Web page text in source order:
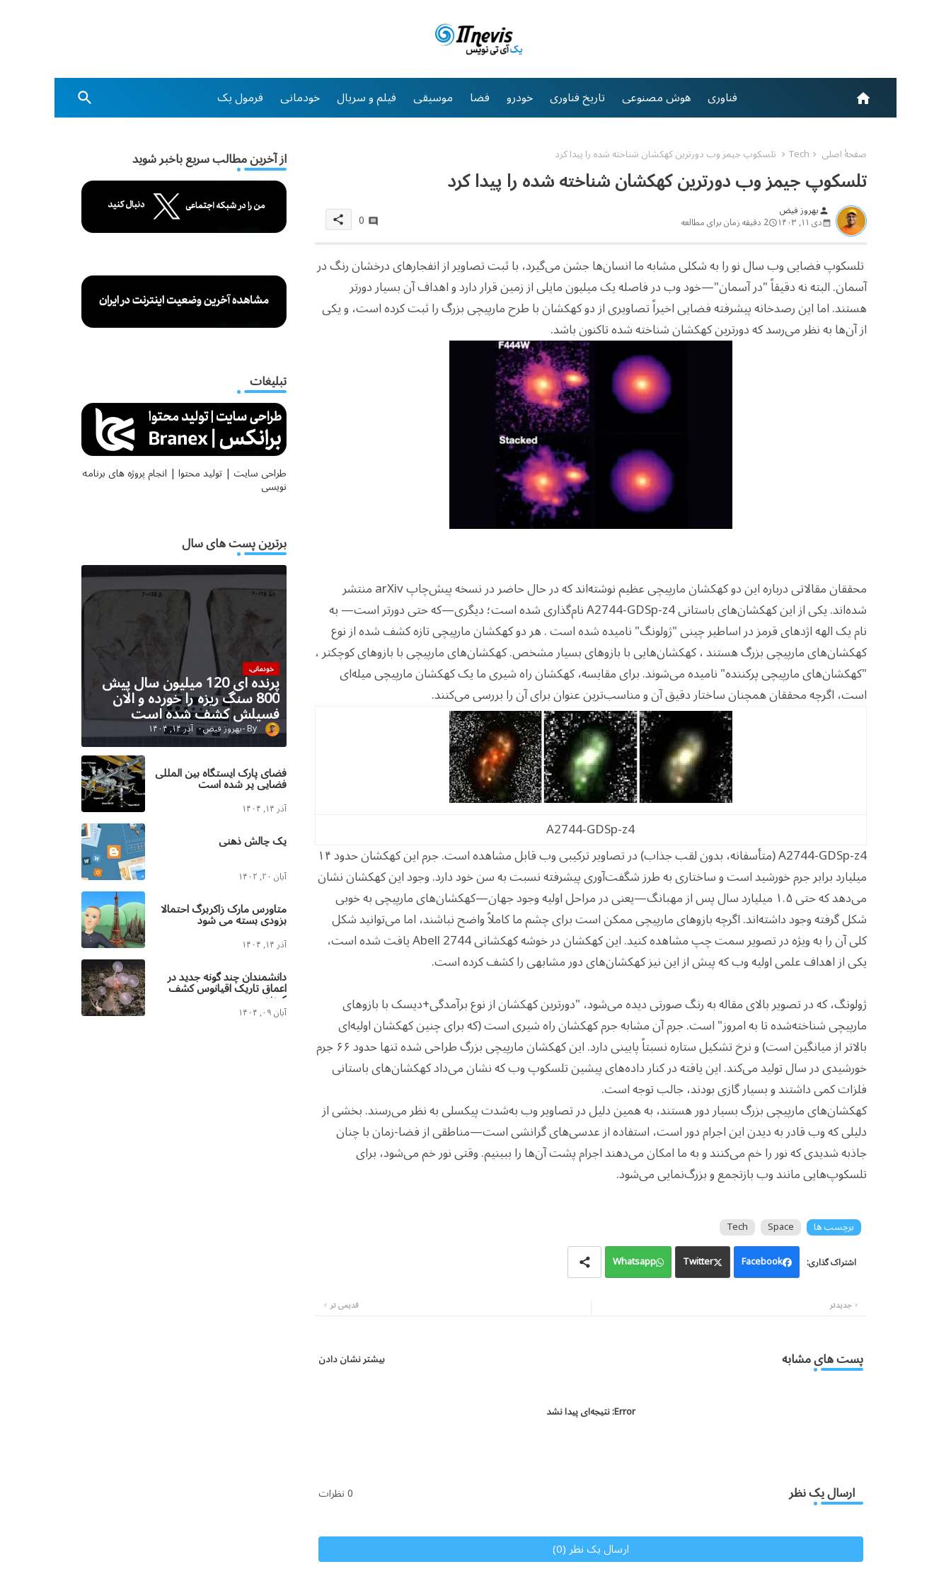
home فناوری هوش مصنوعی تاریخ فناوری خودرو فضا موسیقی فیلم و سریال خودمانی فرمول یک
صفحهٔ اصلی Tech تلسکوپ جیمز وب دورترین کهکشان شناخته شده را پیدا کرد
تلسکوپ جیمز وب دورترین کهکشان شناخته شده را پیدا کرد
person بهروز فیض
دی ۱۱, ۱۴۰۳ 2 دقیقه زمان برای مطالعه 0
share
تلسکوپ فضایی وب سال نو را به شکلی مشابه ما انسان‌ها جشن می‌گیرد، با ثبت تصاویر از انفجارهای درخشان رنگ در
آسمان. البته نه دقیقاً "در آسمان"—خود وب در فاصله یک میلیون مایلی از زمین قرار دارد و اهداف آن بسیار دورتر
هستند. اما این رصدخانه پیشرفته فضایی اخیراً تصاویری از دو کهکشان با طرح مارپیچی بزرگ را ثبت کرده است، و یکی
از آن‌ها به نظر می‌رسد که دورترین کهکشان شناخته شده تاکنون باشد.
محققان مقالاتی درباره این دو کهکشان مارپیچی عظیم نوشته‌اند که در حال حاضر در نسخه پیش‌چاپ arXiv منتشر
شده‌اند. یکی از این کهکشان‌های باستانی A2744-GDSp-z4 نام‌گذاری شده است؛ دیگری—که حتی دورتر است— به
نام یک الهه اژدهای قرمز در اساطیر چینی "ژولونگ" نامیده شده است . هر دو کهکشان مارپیچی تازه کشف شده از نوع
کهکشان‌های مارپیچی بزرگ هستند ، کهکشان‌هایی با بازوهای بسیار مشخص. کهکشان‌های مارپیچی با بازوهای کوچکتر ،
"کهکشان‌های مارپیچی پرکننده" نامیده می‌شوند. برای مقایسه، کهکشان راه شیری ما یک کهکشان مارپیچی میله‌ای
است، اگرچه محققان همچنان ساختار دقیق آن و مناسب‌ترین عنوان برای آن را بررسی می‌کنند.
A2744-GDSp-z4
A2744-GDSp-z4 (متأسفانه، بدون لقب جذاب) در تصاویر ترکیبی وب قابل مشاهده است. جرم این کهکشان حدود ۱۴
میلیارد برابر جرم خورشید است و ساختاری به طرز شگفت‌آوری پیشرفته نسبت به سن خود دارد. وجود این کهکشان نشان
می‌دهد که حتی ۱.۵ میلیارد سال پس از مهبانگ—یعنی در مراحل اولیه وجود جهان—کهکشان‌های مارپیچی به خوبی
شکل گرفته وجود داشته‌اند. اگرچه بازوهای مارپیچی ممکن است برای چشم ما کاملاً واضح نباشند، اما می‌توانید شکل
کلی آن را به ویژه در تصویر سمت چپ مشاهده کنید. این کهکشان در خوشه کهکشانی Abell 2744 یافت شده است،
یکی از اهداف علمی اولیه وب که پیش از این نیز کهکشان‌های دور مشابهی را کشف کرده است.
ژولونگ، که در تصویر بالای مقاله به رنگ صورتی دیده می‌شود، "دورترین کهکشان از نوع برآمدگی+دیسک با بازوهای
مارپیچی شناخته‌شده تا به امروز" است. جرم آن مشابه جرم کهکشان راه شیری است (که برای چنین کهکشان اولیه‌ای
بالاتر از میانگین است) و نرخ تشکیل ستاره نسبتاً پایینی دارد. این کهکشان مارپیچی بزرگ طراحی شده تنها حدود ۶۶ جرم
خورشیدی در سال تولید می‌کند. این یافته در کنار داده‌های پیشین تلسکوپ وب که نشان می‌داد کهکشان‌های باستانی
فلزات کمی داشتند و بسیار گازی بودند، جالب توجه است.
کهکشان‌های مارپیچی بزرگ بسیار دور هستند، به همین دلیل در تصاویر وب به‌شدت پیکسلی به نظر می‌رسند. بخشی از
دلیلی که وب قادر به دیدن این اجرام دور است، استفاده از عدسی‌های گرانشی است—مناطقی از فضا-زمان با چنان
جاذبه شدیدی که نور را خم می‌کنند و به ما امکان می‌دهند اجرام پشت آن‌ها را ببینیم. وقتی نور خم می‌شود، برای
تلسکوپ‌هایی مانند وب بازتجمع و بزرگ‌نمایی می‌شود.
برچسب ها Space
Tech
Facebook
Twitter
Whatsapp
جدیدتر قدیمی تر
پست های مشابه بیشتر نشان دادن
Error:نتیجه‌ای پیدا نشد
ارسال یک نظر 0 نظرات
ارسال یک نظر (0)
از آخرین مطالب سریع باخبر شوید
تبلیغات
طراحی سایت | تولید محتوا | انجام پروژه های برنامه
نویسی
برترین پست های سال
خودمانی، پرنده ای 120 میلیون سال پیش
800 سنگ ریزه را خورده و الان
فسیلش کشف شده است
بهروز فیض آذر ۱۴, ۱۴۰۴
فضای پارک ایستگاه بین المللی
فضایی پر شده است
آذر ۱۴, ۱۴۰۴
یک چالش ذهنی
آبان ۲۰, ۱۴۰۲
متاورس مارک زاکربرگ احتمالا
بزودی بسته می شود
آذر ۱۴, ۱۴۰۴
دانشمندان چند گونه جدید در
اعماق تاریک اقیانوس کشف
کردند
آبان ۰۹, ۱۴۰۴